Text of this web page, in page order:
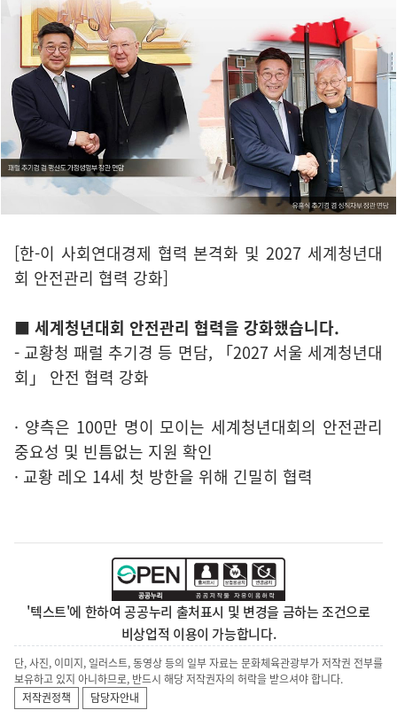
[한-이 사회연대경제 협력 본격화 및 2027 세계청년대
회 안전관리 협력 강화]
■ 세계청년대회 안전관리 협력을 강화했습니다.
- 교황청 패럴 추기경 등 면담, 「2027 서울 세계청년대
회」 안전 협력 강화
· 양측은 100만 명이 모이는 세계청년대회의 안전관리
중요성 및 빈틈없는 지원 확인
· 교황 레오 14세 첫 방한을 위해 긴밀히 협력
'텍스트'에 한하여 공공누리 출처표시 및 변경을 금하는 조건으로
비상업적 이용이 가능합니다.
단, 사진, 이미지, 일러스트, 동영상 등의 일부 자료는 문화체육관광부가 저작권 전부를
보유하고 있지 아니하므로, 반드시 해당 저작권자의 허락을 받으셔야 합니다.
저작권정책
담당자안내